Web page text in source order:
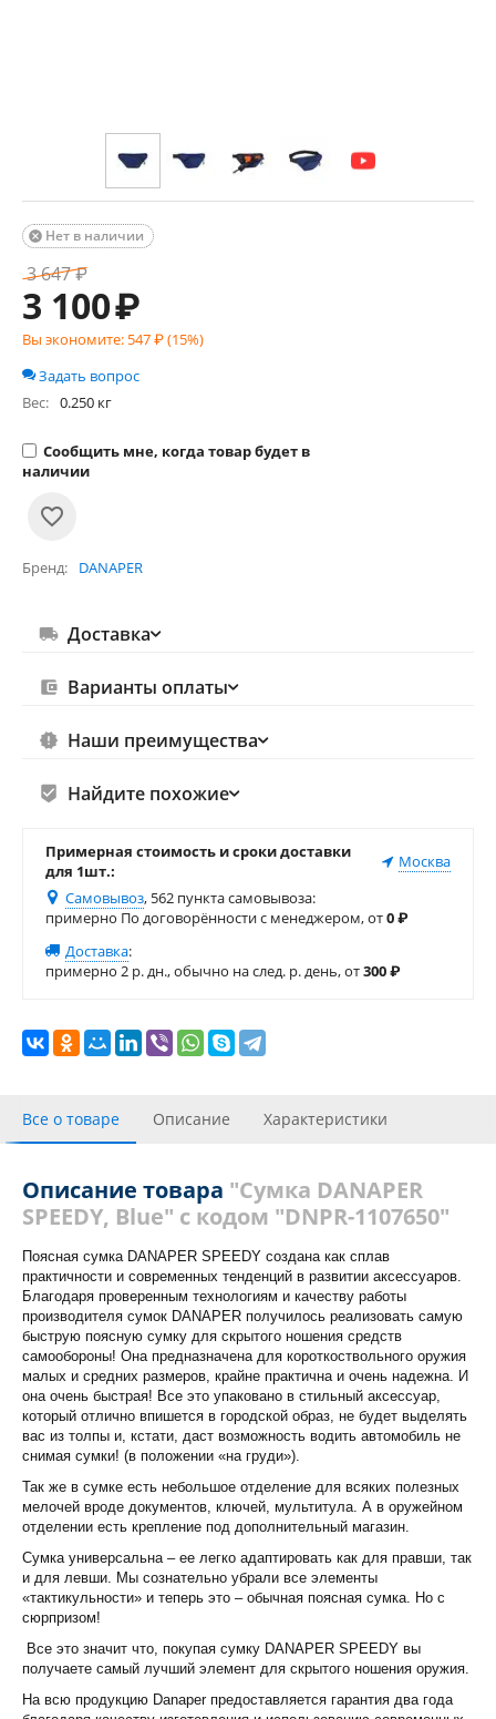
Нет в наличии

3 647₽
3 100₽
Вы экономите: 547₽ (15%)
Задать вопрос
Вес: 0.250 кг
Сообщить мне, когда товар будет в
наличии
Бренд DANAPER
Доставка
Варианты оплаты
Наши преимущества
Найдите похожие
Примерная стоимость и сроки доставки
для 1шт.:
Москва
Самовывоз, 562 пункта самовывоза:
примерно По договорённости с менеджером, от0₽
Доставка:
примерно 2 р. дн., обычно на след. р. день, от300₽
Все о товаре Описание Характеристики
Описание товара "Сумка DANAPER
SPEEDY, Blue" с кодом "DNPR-1107650"
Поясная сумка DANAPER SPEEDY создана как сплав
практичности и современных тенденций в развитии аксессуаров.
Благодаря проверенным технологиям и качеству работы
производителя сумок DANAPER получилось реализовать самую
быструю поясную сумку для скрытого ношения средств
самообороны! Она предназначена для короткоствольного оружия
малых и средних размеров, крайне практична и очень надежна. И
она очень быстрая! Все это упаковано в стильный аксессуар,
который отлично впишется в городской образ, не будет выделять
вас из толпы и, кстати, даст возможность водить автомобиль не
снимая сумки! (в положении «на груди»).
Так же в сумке есть небольшое отделение для всяких полезных
мелочей вроде документов, ключей, мультитула. А в оружейном
отделении есть крепление под дополнительный магазин.
Сумка универсальна – ее легко адаптировать как для правши, так
и для левши. Мы сознательно убрали все элементы
«тактикульности» и теперь это – обычная поясная сумка. Но с
сюрпризом!
Все это значит что, покупая сумку DANAPER SPEEDY вы
получаете самый лучший элемент для скрытого ношения оружия.
На всю продукцию Danaper предоставляется гарантия два года